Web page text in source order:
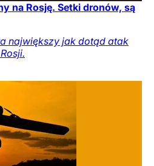
na Rosję. Setki dronów, są
największy jak dotąd atak